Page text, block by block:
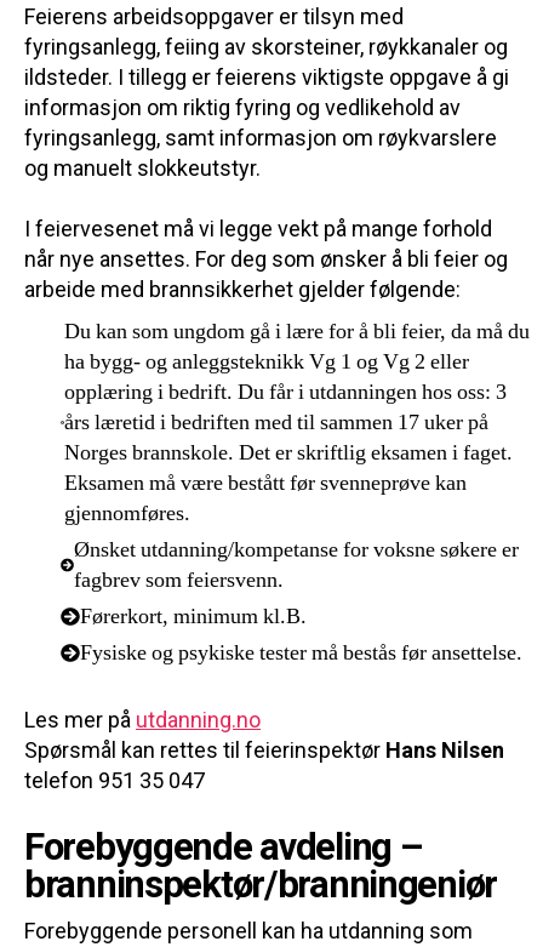
Feierens arbeidsoppgaver er tilsyn med
fyringsanlegg, feiing av skorsteiner, røykkanaler og
ildsteder. I tillegg er feierens viktigste oppgave å gi
informasjon om riktig fyring og vedlikehold av
fyringsanlegg, samt informasjon om røykvarslere
og manuelt slokkeutstyr.
I feiervesenet må vi legge vekt på mange forhold
når nye ansettes. For deg som ønsker å bli feier og
arbeide med brannsikkerhet gjelder følgende:
Du kan som ungdom gå i lære for å bli feier, da må du
ha bygg- og anleggsteknikk Vg 1 og Vg 2 eller
opplæring i bedrift. Du får i utdanningen hos oss: 3
års læretid i bedriften med til sammen 17 uker på
Norges brannskole. Det er skriftlig eksamen i faget.
Eksamen må være bestått før svenneprøve kan
gjennomføres.
Ønsket utdanning/kompetanse for voksne søkere er
fagbrev som feiersvenn.
Førerkort, minimum kl.B.
Fysiske og psykiske tester må bestås før ansettelse.
Les mer på utdanning.no
Spørsmål kan rettes til feierinspektør Hans Nilsen
telefon 951 35 047
Forebyggende avdeling –
branninspektør/branningeniør
Forebyggende personell kan ha utdanning som